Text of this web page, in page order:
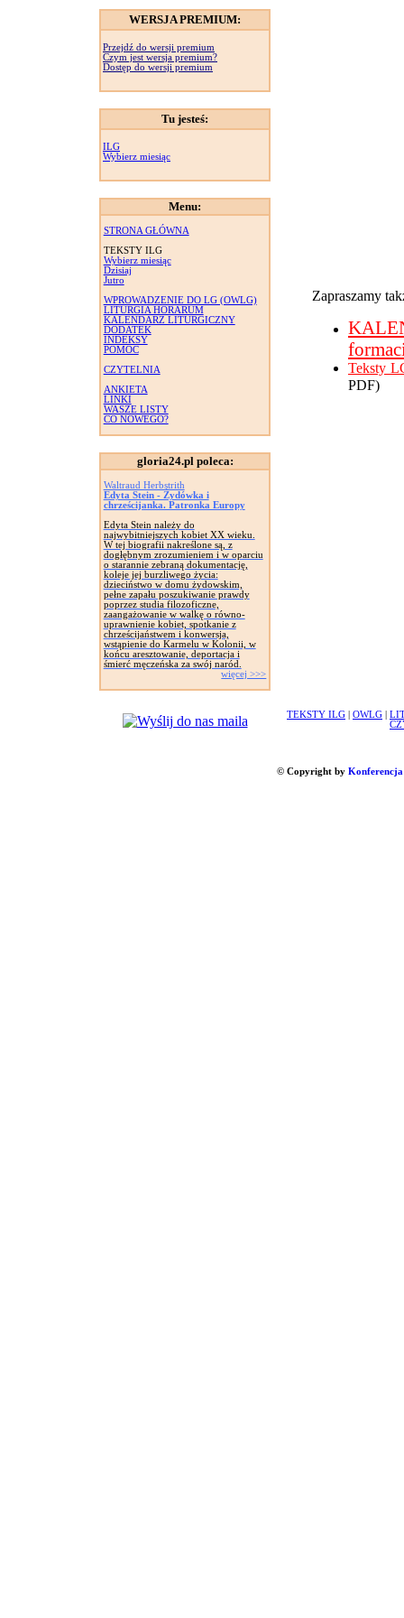
WERSJA PREMIUM:
Przejdź do wersji premium
Czym jest wersja premium?
Dostęp do wersji premium
Tu jesteś:
ILG
Wybierz miesiąc
Menu:
STRONA GŁÓWNA
TEKSTY ILG
Wybierz miesiąc
Dzisiaj
Jutro
WPROWADZENIE DO LG (OWLG)
LITURGIA HORARUM
KALENDARZ LITURGICZNY
DODATEK
INDEKSY
POMOC
CZYTELNIA
ANKIETA
LINKI
WASZE LISTY
CO NOWEGO?
gloria24.pl poleca:
Waltraud Herbstrith
Edyta Stein - Żydówka i
chrześcijanka. Patronka Europy
Edyta Stein należy do
najwybitniejszych kobiet XX wieku.
W tej biografii nakreślone są, z
dogłębnym zrozumieniem i w oparciu
o starannie zebraną dokumentację,
koleje jej burzliwego życia:
dzieciństwo w domu żydowskim,
pełne zapału poszukiwanie prawdy
poprzez studia filozoficzne,
zaangażowanie w walkę o równo-
uprawnienie kobiet, spotkanie z
chrześcijaństwem i konwersja,
wstąpienie do Karmelu w Kolonii, w
końcu aresztowanie, deportacja i
śmierć męczeńska za swój naród.
więcej >>>
Zapraszamy
Teksty
PDF)
TEKSTY ILG OWLG
© Copyright by Konferencja